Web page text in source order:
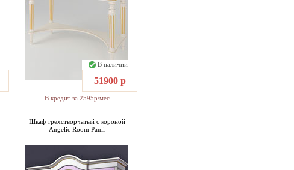
В наличии
51900 р
В кредит за 2595р/мес
Шкаф трехстворчатый с короной
Angelic Room Pauli